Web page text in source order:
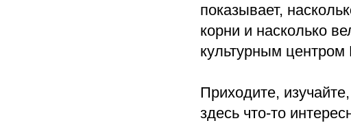
показывает,
корни и насколько
культурным центром
Приходите,
здесь что-то